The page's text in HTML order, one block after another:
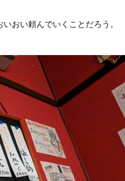
おい頼んでいくことだろう。